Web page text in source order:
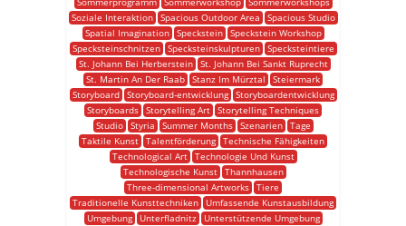
Soziale Interaktion
Spacious Outdoor Area
Spacious Studio
Spatial Imagination
Speckstein
Speckstein Workshop
Specksteinschnitzen
Specksteinskulpturen
Specksteintiere
St. Johann Bei Herberstein
St. Johann Bei Sankt Ruprecht
St. Martin An Der Raab Stanz Im Mürztal
Steiermark
Storyboard
Storyboard-entwicklung
Storyboardentwicklung
Storyboards Storytelling Art Storytelling Techniques
Studio
Styria Summer Months Szenarien
Tage
Taktile Kunst Talentförderung Technische Fähigkeiten
Technological Art
Technologie Und Kunst
Technologische Kunst
Thannhausen
Three-dimensional Artworks Tiere
Traditionelle Kunsttechniken
Umfassende Kunstausbildung
Umgebung
Unterfladnitz
Unterstützende Umgebung